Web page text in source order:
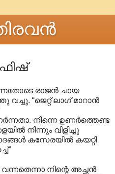
രാജൻ ചായ
“ജെറ്റ് ലാഗ് മാറാൻ
നിന്നെ ഉണർത്തെണ്ട
നിന്നും വിളിച്ചു
കസേരയിൽ കയറ്റി
നിന്റെ അച്ഛൻ